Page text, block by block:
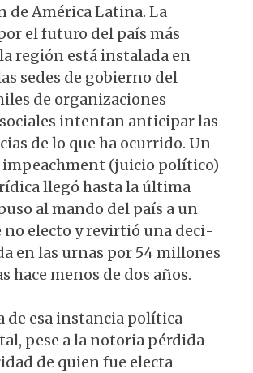
de América Latina. La
el futuro del país más
región está instalada en
sedes de gobierno del
de organizaciones
intentan anticipar las
de lo que ha ocurrido. Un
impeachment (jui­cio político)
llegó hasta la última
al mando del país a un
no electo y revirtió una deci­
en las urnas por 54 millones
hace menos de dos años.
de esa instancia política
pese a la notoria pérdi­da
de quien fue electa